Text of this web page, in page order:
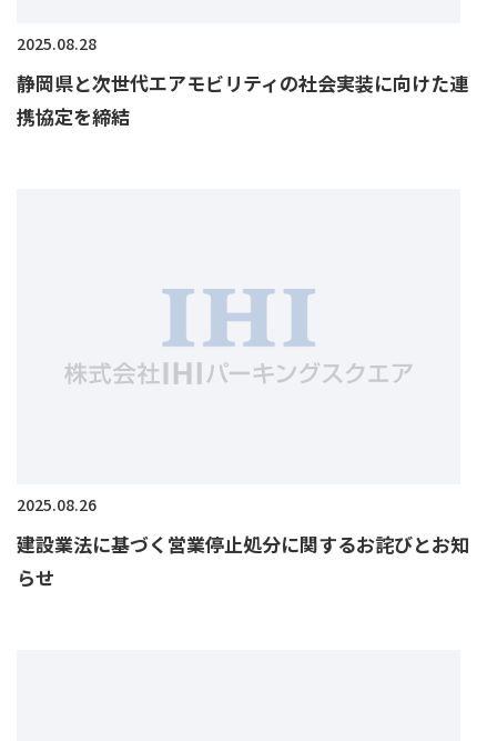
2025.08.28
静岡県と次世代エアモビリティの社会実装に向けた連
携協定を締結
2025.08.26
建設業法に基づく営業停止処分に関するお詫びとお知
らせ